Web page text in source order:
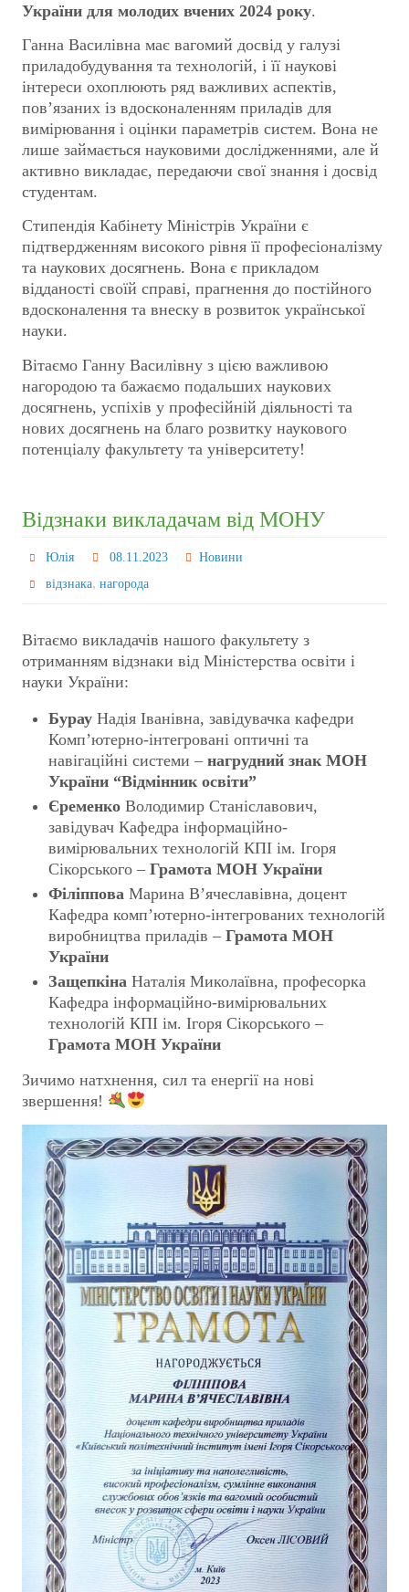
України для молодих вчених 2024 року.
Ганна Василівна має вагомий досвід у галузі
приладобудування та технологій, і її наукові
інтереси охоплюють ряд важливих аспектів,
пов’язаних із вдосконаленням приладів для
вимірювання і оцінки параметрів систем. Вона не
лише займається науковими дослідженнями, але й
активно викладає, передаючи свої знання і досвід
студентам.
Стипендія Кабінету Міністрів України є
підтвердженням високого рівня її професіоналізму
та наукових досягнень. Вона є прикладом
відданості своїй справі, прагнення до постійного
вдосконалення та внеску в розвиток української
науки.
Вітаємо Ганну Василівну з цією важливою
нагородою та бажаємо подальших наукових
досягнень, успіхів у професійній діяльності та
нових досягнень на благо розвитку наукового
потенціалу факультету та університету!
Відзнаки викладачам від МОНУ
Юлія 08.11.2023
Новини
відзнака,нагорода
Вітаємо викладачів нашого факультету з
отриманням відзнаки від Міністерства освіти і
науки України:
Бурау Надія Іванівна, завідувачка кафедри
Комп’ютерно-інтегровані оптичні та
навігаційні системи – нагрудний знак МОН
України “Відмінник освіти”
Єременко Володимир Станіславович,
завідувач Кафедра інформаційно-
вимірювальних технологій КПІ ім. Ігоря
Сікорського – Грамота МОН України
Філіппова Марина В’ячеславівна, доцент
Кафедра комп’ютерно-інтегрованих технологій
виробництва приладів – Грамота МОН
України
Защепкіна Наталія Миколаївна, професорка
Кафедра інформаційно-вимірювальних
технологій КПІ ім. Ігоря Сікорського –
Грамота МОН України
Зичимо натхнення, сил та енергії на нові
звершення!